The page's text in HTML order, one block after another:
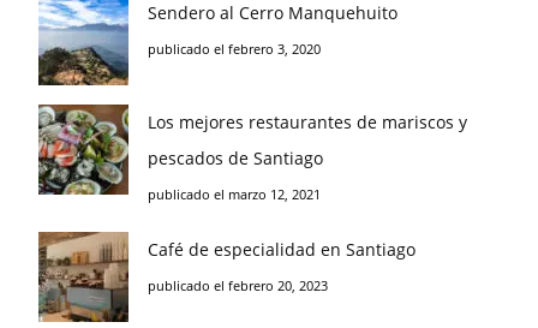
Sendero al Cerro Manquehuito
publicado el febrero 3, 2020
Los mejores restaurantes de mariscos y
pescados de Santiago
publicado el marzo 12, 2021
Café de especialidad en Santiago
publicado el febrero 20, 2023